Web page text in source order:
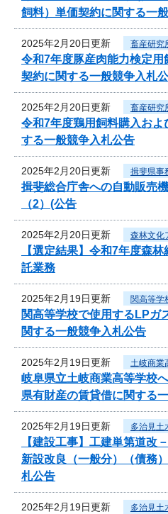
飼料）単価契約に関する一
2025年2月20日更新 畜産研究
令和7年度豚産肉能力検定
契約に関する一般競争入札
2025年2月20日更新 畜産研究
令和7年度鶏用飼料購入およ
する一般競争入札公告
2025年2月20日更新 揖斐県事
揖斐総合庁舎への自動販売
（2）(公告
2025年2月20日更新 森林文化
【選定結果】令和7年度森
託業務
2025年2月19日更新 関高等学
関高等学校で使用するLPガ
関する一般競争入札公告
2025年2月19日更新 土岐商業
岐阜県立土岐商業高等学校
県有財産の賃貸借に関する
2025年2月19日更新 多治見土
【建設工事】工建単第道
新設改良（一般分）（債務
札公告
2025年2月19日更新 多治見土